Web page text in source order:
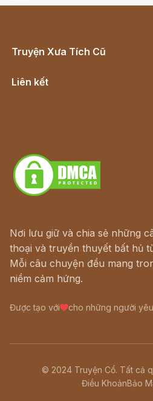
Truyện Xưa Tích Cũ
Liên kết
Nơi lưu giữ và chia sẻ những
thoại và truyền thuyết bất hủ
Mỗi câu chuyện đều mang
niềm cảm hứng.
Được tạo với cho những người
© 2024 Truyện Cổ. Tất cả
Điều KhoảnBảo